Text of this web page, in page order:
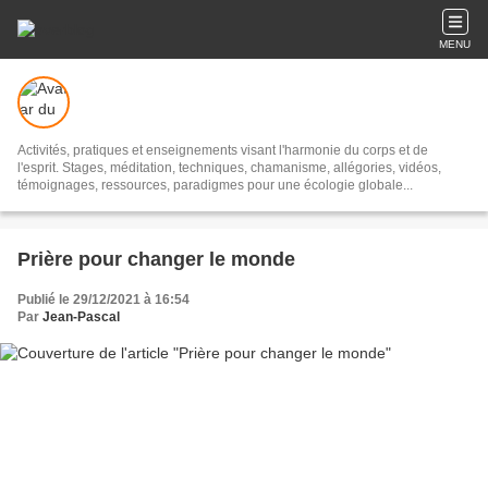
MENU
Activités, pratiques et enseignements visant l'harmonie du corps et de
l'esprit. Stages, méditation, techniques, chamanisme, allégories, vidéos,
témoignages, ressources, paradigmes pour une écologie globale...
Prière pour changer le monde
Publié le 29/12/2021 à 16:54
Par Jean-Pascal